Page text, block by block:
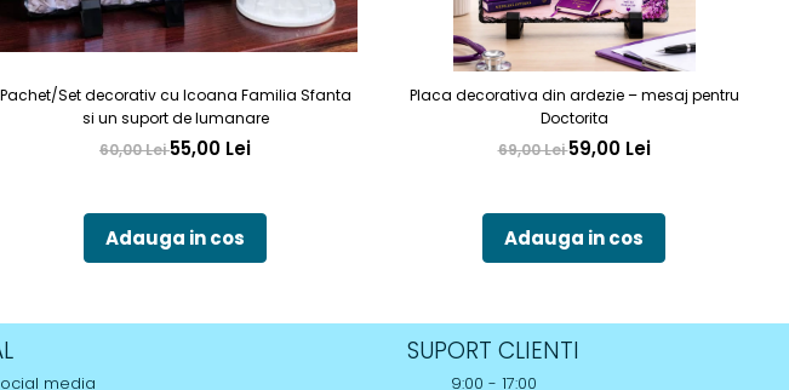
Pachet/Set decorativ cu Icoana Familia Sfanta
si un suport de lumanare
60,00 Lei55,00 Lei
Adauga in cos
Placa decorativa din ardezie – mesaj pentru
Doctorita
69,00 Lei59,00 Lei
Adauga in cos
media
SUPORT CLIENTI
9:00 - 17:00